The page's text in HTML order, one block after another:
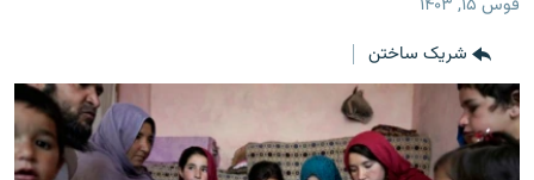
منوی
مراجعه
به
صفحه
جستجو
جهان
مصاحبه‌ها
برنامه‌ها
مجموعه تصویری
ورزش
شریک ساختن